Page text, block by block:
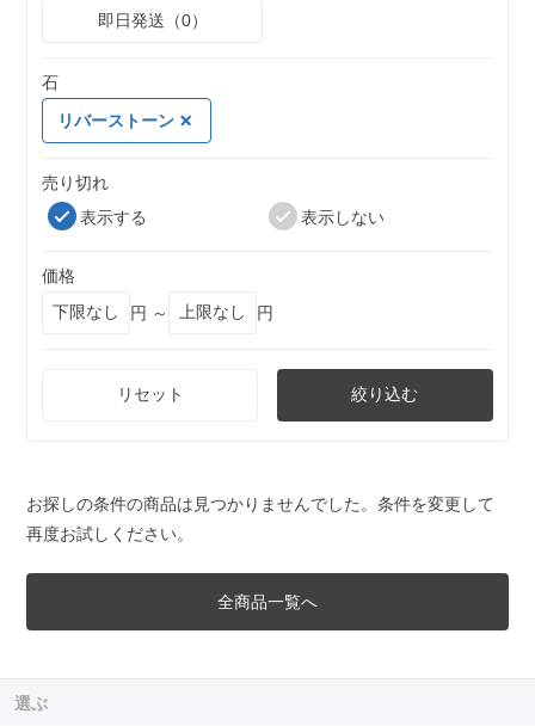
即日発送（0）
石
リバーストーン
売り切れ
表示する
表示しない
価格
円 ～
円
リセット 絞り込む
お探しの条件の商品は見つかりませんでした。条件を変更して
再度お試しください。
全商品一覧へ
選ぶ